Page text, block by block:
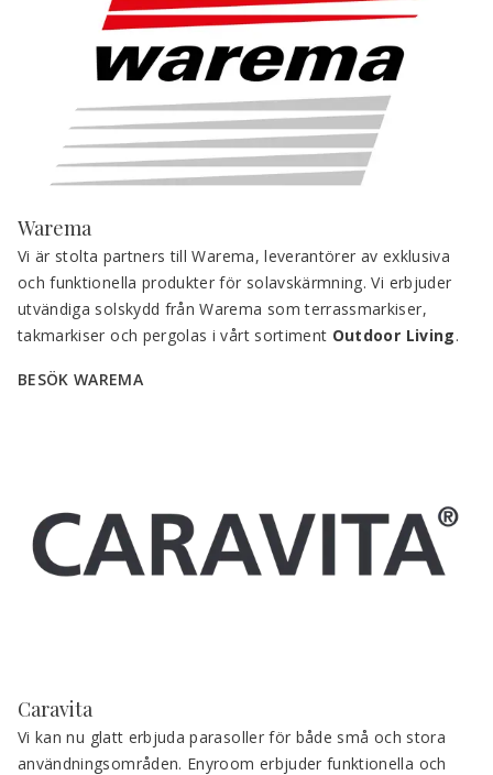
Warema
Vi är stolta partners till Warema, leverantörer av exklusiva
och funktionella produkter för solavskärmning. Vi erbjuder
utvändiga solskydd från Warema som terrassmarkiser,
takmarkiser och pergolas i vårt sortiment Outdoor Living.
BESÖK WAREMA
Caravita
Vi kan nu glatt erbjuda parasoller för både små och stora
användningsområden. Enyroom erbjuder funktionella och